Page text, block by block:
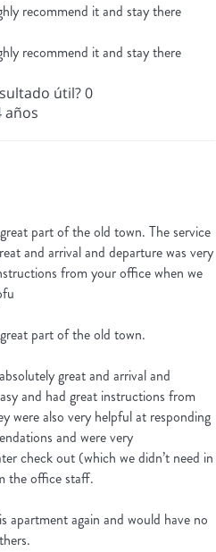
recommend it and stay there
recommend it and stay there
útil?0
años
part of the old town. The service
and arrival and departure was very
from your office when we
part of the old town.
great and arrival and
and had great instructions from
were also very helpful at responding
and were very
check out (which we didn’t need in
the office staff.
apartment again and would have no